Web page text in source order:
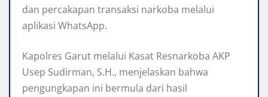
dan percakapan transaksi narkoba melalui
aplikasi WhatsApp.
Kapolres Garut melalui Kasat Resnarkoba AKP
Usep Sudirman, S.H., menjelaskan bahwa
pengungkapan ini bermula dari hasil